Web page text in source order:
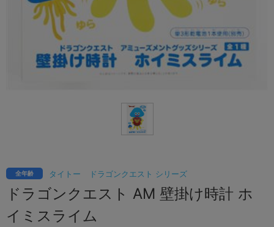
タイトー ドラゴンクエスト シリーズ
全年齢
ドラゴンクエスト AM 壁掛け時計 ホ
イミスライム